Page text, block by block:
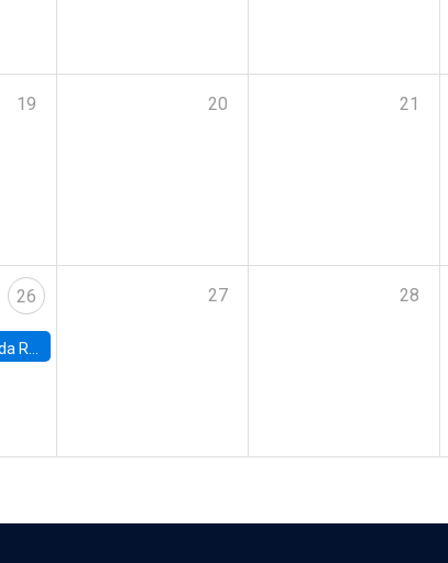
19 20 21
26
Madison
27 28